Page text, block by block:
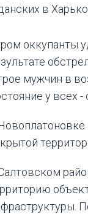
в
оккупанты
мужчин в
у всех -